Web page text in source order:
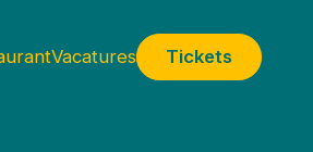
Vacatures Tickets